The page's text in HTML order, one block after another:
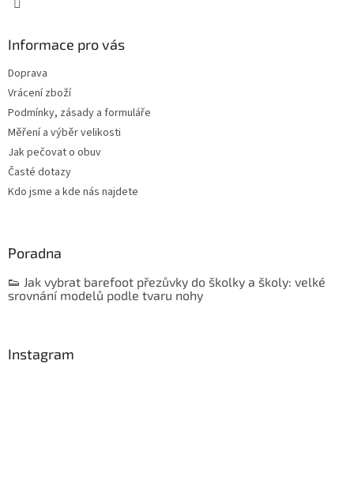
Informace pro vás
Doprava
Vrácení zboží
Podmínky, zásady a formuláře
Měření a výběr velikosti
Jak pečovat o obuv
Časté dotazy
Kdo jsme a kde nás najdete
Poradna
👟 Jak vybrat barefoot přezůvky do školky a školy: velké
srovnání modelů podle tvaru nohy
Instagram